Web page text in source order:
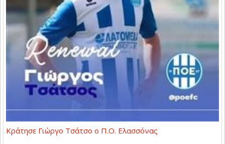
Κράτησε Γιώργο Τσάτσο ο Π.Ο. Ελασσόνας